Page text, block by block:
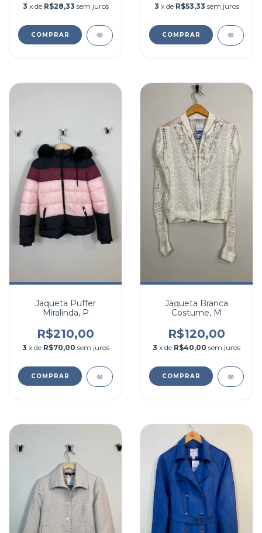
3 x de R$28,33 sem juros
COMPRAR
3 x de R$53,33 sem juros
COMPRAR
Jaqueta Puffer
Miralinda, P
R$210,00
3 x de R$70,00 sem juros
COMPRAR
Jaqueta Branca
Costume, M
R$120,00
3 x de R$40,00 sem juros
COMPRAR